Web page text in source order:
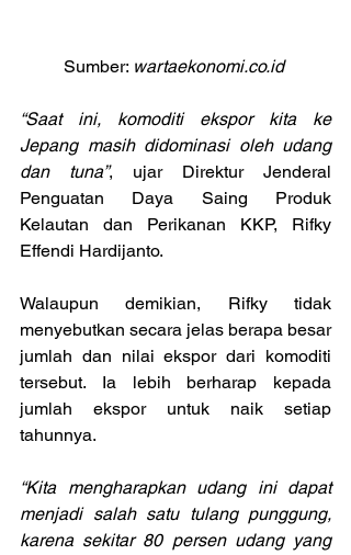
Sumber: wartaekonomi.co.id
“Saat ini, komoditi ekspor kita ke
Jepang masih didominasi oleh udang
dan tuna”, ujar Direktur Jenderal
Penguatan Daya Saing Produk
Kelautan dan Perikanan KKP, Rifky
Effendi Hardijanto.
Walaupun demikian, Rifky tidak
menyebutkan secara jelas berapa besar
jumlah dan nilai ekspor dari komoditi
tersebut. Ia lebih berharap kepada
jumlah ekspor untuk naik setiap
tahunnya.
“Kita mengharapkan udang ini dapat
menjadi salah satu tulang punggung,
karena sekitar 80 persen udang yang